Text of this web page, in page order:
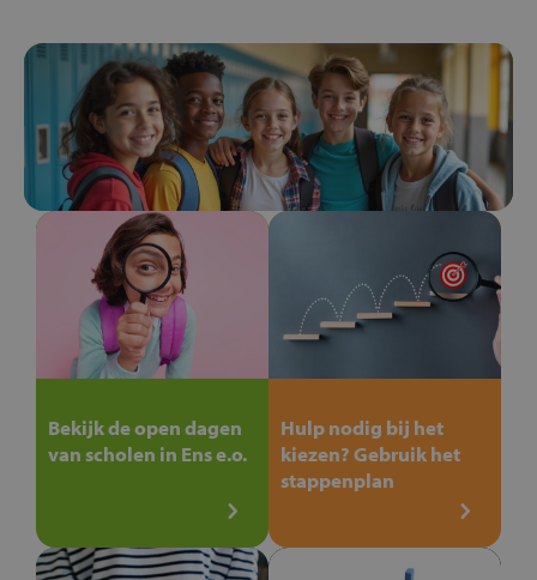
Bekijk de open dagen
van scholen in Ens e.o.
Hulp nodig bij het
kiezen? Gebruik het
stappenplan